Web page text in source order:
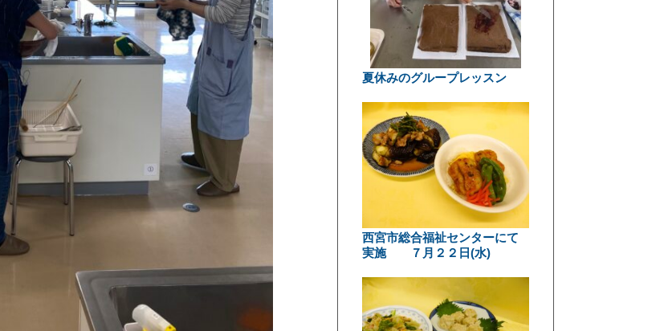
夏休みのグループレッスン
西宮市総合福祉センターにて
実施 ７月２２日(水)